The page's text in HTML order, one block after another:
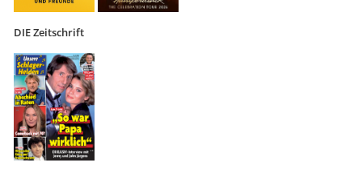
DIE Zeitschrift